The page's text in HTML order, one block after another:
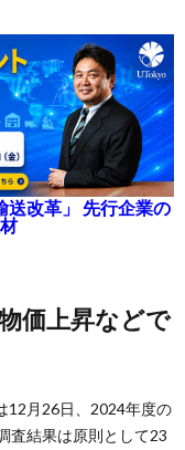
送改革」 先行企業の
12月26日、2024年度の
査結果は原則として23